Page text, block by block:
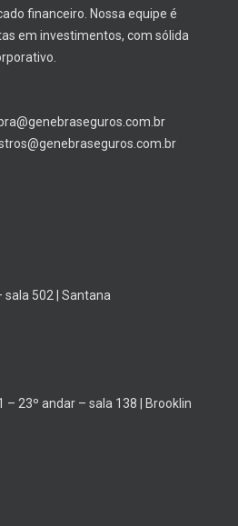
financeiro. Nossa equipe é
em investimentos, com sólida
sala 502 | Santana
– 23º andar – sala 138 | Brooklin